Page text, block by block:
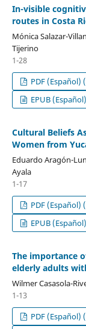
In-visible
routes in Costa
Mónica Salazar-
Tijerino
1-28
PDF (Español)
EPUB
Cultural Beliefs
Women from
Eduardo Aragón-
Ayala
1-17
PDF (Español)
EPUB
The importance
elderly adults
Wilmer Casasola-
1-13
PDF (Español)